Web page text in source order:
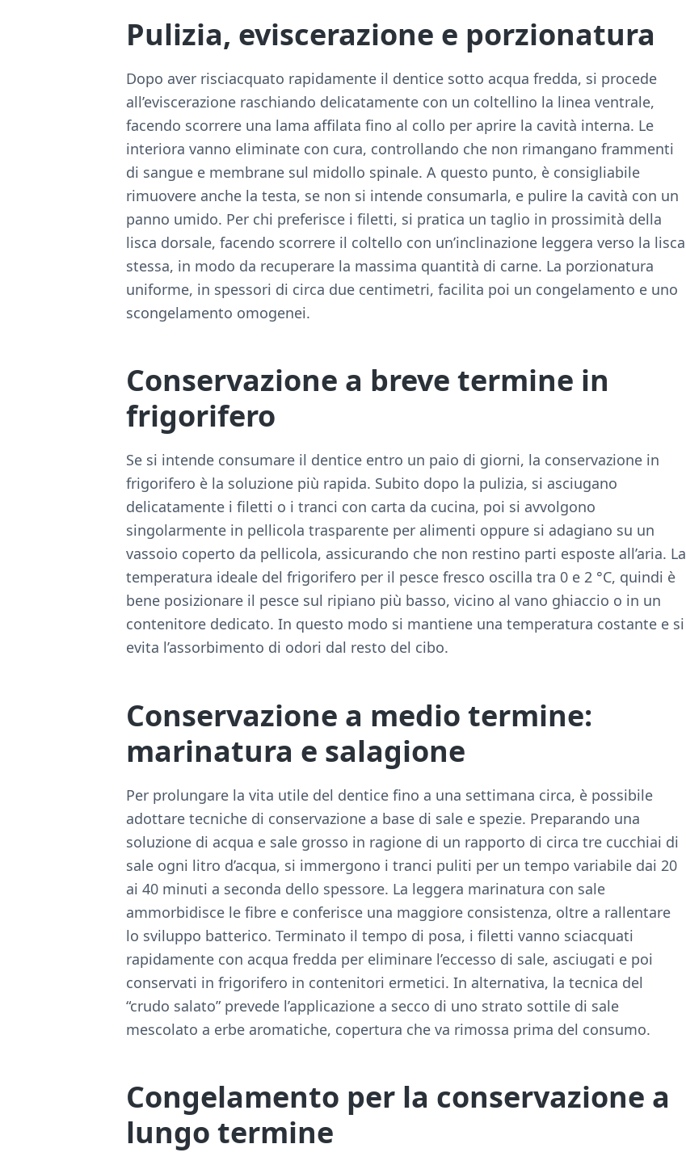
Pulizia, eviscerazione e porzionatura
Dopo aver risciacquato rapidamente il dentice sotto acqua fredda, si procede
all’eviscerazione raschiando delicatamente con un coltellino la linea ventrale,
facendo scorrere una lama affilata fino al collo per aprire la cavità interna. Le
interiora vanno eliminate con cura, controllando che non rimangano frammenti
di sangue e membrane sul midollo spinale. A questo punto, è consigliabile
rimuovere anche la testa, se non si intende consumarla, e pulire la cavità con un
panno umido. Per chi preferisce i filetti, si pratica un taglio in prossimità della
lisca dorsale, facendo scorrere il coltello con un’inclinazione leggera verso la lisca
stessa, in modo da recuperare la massima quantità di carne. La porzionatura
uniforme, in spessori di circa due centimetri, facilita poi un congelamento e uno
scongelamento omogenei.
Conservazione a breve termine in
frigorifero
Se si intende consumare il dentice entro un paio di giorni, la conservazione in
frigorifero è la soluzione più rapida. Subito dopo la pulizia, si asciugano
delicatamente i filetti o i tranci con carta da cucina, poi si avvolgono
singolarmente in pellicola trasparente per alimenti oppure si adagiano su un
vassoio coperto da pellicola, assicurando che non restino parti esposte all’aria. La
temperatura ideale del frigorifero per il pesce fresco oscilla tra 0 e 2 °C, quindi è
bene posizionare il pesce sul ripiano più basso, vicino al vano ghiaccio o in un
contenitore dedicato. In questo modo si mantiene una temperatura costante e si
evita l’assorbimento di odori dal resto del cibo.
Conservazione a medio termine:
marinatura e salagione
Per prolungare la vita utile del dentice fino a una settimana circa, è possibile
adottare tecniche di conservazione a base di sale e spezie. Preparando una
soluzione di acqua e sale grosso in ragione di un rapporto di circa tre cucchiai di
sale ogni litro d’acqua, si immergono i tranci puliti per un tempo variabile dai 20
ai 40 minuti a seconda dello spessore. La leggera marinatura con sale
ammorbidisce le fibre e conferisce una maggiore consistenza, oltre a rallentare
lo sviluppo batterico. Terminato il tempo di posa, i filetti vanno sciacquati
rapidamente con acqua fredda per eliminare l’eccesso di sale, asciugati e poi
conservati in frigorifero in contenitori ermetici. In alternativa, la tecnica del
“crudo salato” prevede l’applicazione a secco di uno strato sottile di sale
mescolato a erbe aromatiche, copertura che va rimossa prima del consumo.
Congelamento per la conservazione a
lungo termine